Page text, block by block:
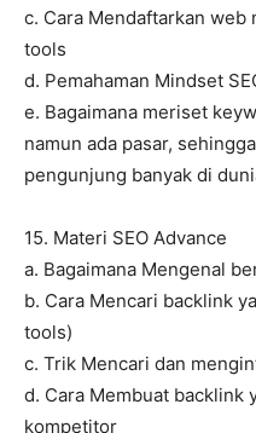
c. Cara Mendaftarkan
tools
d. Pemahaman Mindset
e. Bagaimana meriset
namun ada pasar,
pengunjung banyak di
15. Materi SEO Advance
a. Bagaimana Mengenal
b. Cara Mencari backlink
tools)
c. Trik Mencari dan
d. Cara Membuat backlink
kompetitor